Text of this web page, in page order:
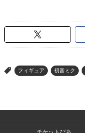
> フィギュア 初音ミク